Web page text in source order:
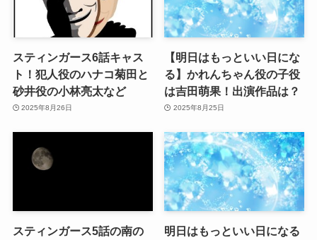
スティンガース6話キャス
ト！犯人役のハナコ菊田と
砂井役の小林亮太など
2025年8月26日
【明日はもっといい日にな
る】かれんちゃん役の子役
は吉田萌果！出演作品は？
2025年8月25日
スティンガース5話の南の
明日はもっといい日になる